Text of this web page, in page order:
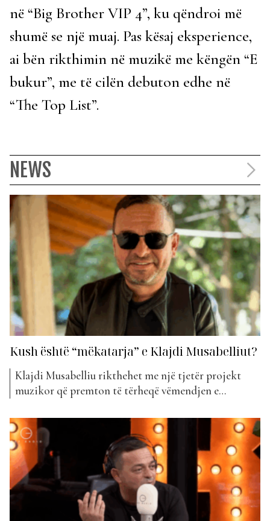
në “Big Brother VIP 4”, ku qëndroi më
shumë se një muaj. Pas kësaj eksperience,
ai bën rikthimin në muzikë me këngën “E
bukur”, me të cilën debuton edhe në
“The Top List”.
NEWS
Kush është “mëkatarja” e Klajdi Musabelliut?
Klajdi Musabelliu rikthehet me një tjetër projekt
muzikor që premton të tërheqë vëmendjen e
më të re me titull “Mëkatare”, një produksion me
ritëm modern dhe atmosferë emocionale që
përshtatet lehtësisht me trendet aktuale. “Mëkatare”
vjen me një kombinim mes melodisë romantike
dhe...